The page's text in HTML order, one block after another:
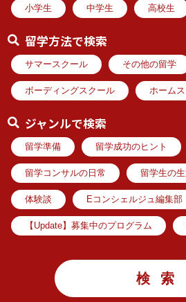
小学生 中学生 高校生
留学方法で検索
サマースクール その他の留学
ボーディングスクール ホーム
ジャンルで検索
留学準備 留学成功のヒント
留学コンサルの日常 留学生の
体験談 Eコンシェルジュ編集部
【Update】募集中のプログラム